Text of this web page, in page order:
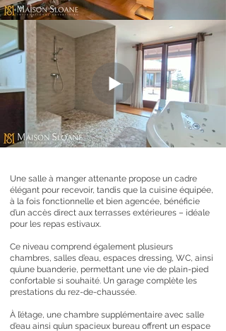
Une salle à manger attenante propose un cadre
élégant pour recevoir, tandis que la cuisine équipée,
à la fois fonctionnelle et bien agencée, bénéficie
d’un accès direct aux terrasses extérieures – idéale
pour les repas estivaux.
Ce niveau comprend également plusieurs
chambres, salles d’eau, espaces dressing, WC, ainsi
qu’une buanderie, permettant une vie de plain-pied
confortable si souhaité. Un garage complète les
prestations du rez-de-chaussée.
À l’étage, une chambre supplémentaire avec salle
d’eau ainsi qu’un spacieux bureau offrent un espace